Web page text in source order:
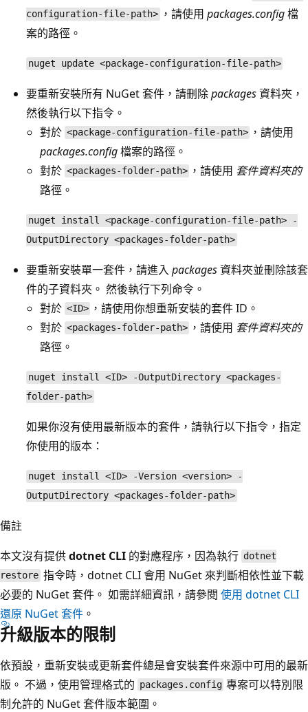
configuration-file-path> ，請使用 packages.config檔
案的路徑。
nuget update <package-configuration-file-path>
要重新安裝所有 NuGet 套件，請刪除packages資料夾，
然後執行以下指令。
對於 <package-configuration-file-path> ，請使用
packages.config檔案的路徑。
對於 <packages-folder-path> ，請使用 套件資料夾的
路徑。
nuget install <package-configuration-file-path> -
OutputDirectory <packages-folder-path>
要重新安裝單一套件，請進入 packages資料夾並刪除該套
件的子資料夾。 然後執行下列命令。
對於 <ID> ，請使用你想重新安裝的套件 ID。
對於 <packages-folder-path> ，請使用 套件資料夾的
路徑。
nuget install <ID> -OutputDirectory <packages-
folder-path>
如果你沒有使用最新版本的套件，請執行以下指令，指定
你使用的版本：
nuget install <ID> -Version <version> -
OutputDirectory <packages-folder-path>
備註
本文沒有提供dotnet CLI 的對應程序，因為執行 dotnet
restore 指令時，dotnet CLI 會用 NuGet 來判斷相依性並下載
必要的 NuGet 套件。 如需詳細資訊，請參閱 使用 dotnet CLI
還原 NuGet 套件 。
升級版本的限制
依預設，重新安裝或更新套件總是會安裝套件來源中可用的最新
版。 不過，使用管理格式的 packages.config 專案可以特別限
制允許的 NuGet 套件版本範圍。